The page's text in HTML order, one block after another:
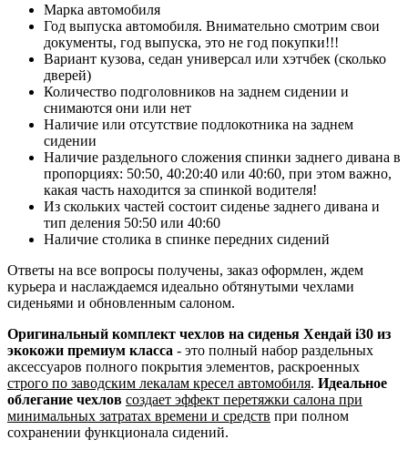
Марка автомобиля
Год выпуска автомобиля. Внимательно смотрим свои
документы, год выпуска, это не год покупки!!!
Вариант кузова, седан универсал или хэтчбек (сколько
дверей)
Количество подголовников на заднем сидении и
снимаются они или нет
Наличие или отсутствие подлокотника на заднем
сидении
Наличие раздельного сложения спинки заднего дивана в
пропорциях: 50:50, 40:20:40 или 40:60, при этом важно,
какая часть находится за спинкой водителя!
Из скольких частей состоит сиденье заднего дивана и
тип деления 50:50 или 40:60
Наличие столика в спинке передних сидений
Ответы на все вопросы получены, заказ оформлен, ждем
курьера и наслаждаемся идеально обтянутыми чехлами
сиденьями и обновленным салоном.
Оригинальный комплект чехлов на сиденья Хендай i30 из
экокожи премиум класса - это полный набор раздельных
аксессуаров полного покрытия элементов, раскроенных
строго по заводским лекалам кресел автомобиля. Идеальное
облегание чехлов создает эффект перетяжки салона при
минимальных затратах времени и средств при полном
сохранении функционала сидений.